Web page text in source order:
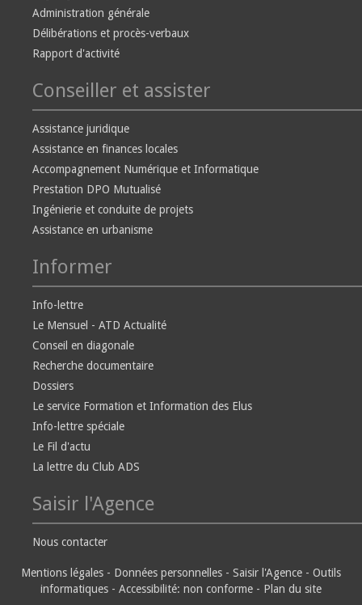
Administration générale
Délibérations et procès-verbaux
Rapport d'activité
Conseiller et assister
Assistance juridique
Assistance en finances locales
Accompagnement Numérique et Informatique
Prestation DPO Mutualisé
Ingénierie et conduite de projets
Assistance en urbanisme
Informer
Info-lettre
Le Mensuel - ATD Actualité
Conseil en diagonale
Recherche documentaire
Dossiers
Le service Formation et Information des Elus
Info-lettre spéciale
Le Fil d'actu
La lettre du Club ADS
Saisir l'Agence
Nous contacter
Mentions légales - Données personnelles - Saisir l'Agence - Outils
informatiques - Accessibilité: non conforme - Plan du site